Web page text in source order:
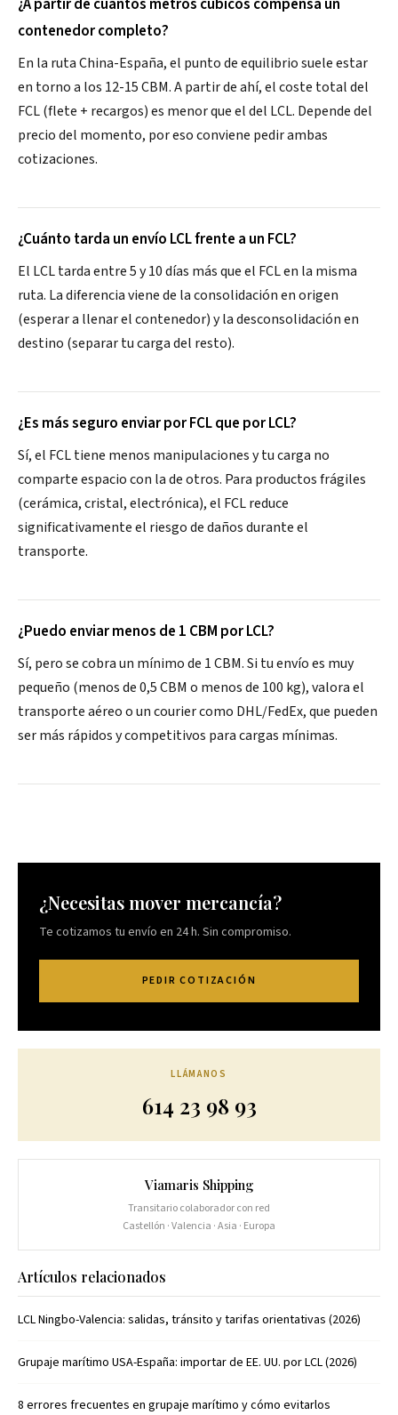
¿A partir de cuántos metros cúbicos compensa un
contenedor completo?
En la ruta China-España, el punto de equilibrio suele estar
en torno a los 12-15 CBM. A partir de ahí, el coste total del
FCL (flete + recargos) es menor que el del LCL. Depende del
precio del momento, por eso conviene pedir ambas
cotizaciones.
¿Cuánto tarda un envío LCL frente a un FCL?
El LCL tarda entre 5 y 10 días más que el FCL en la misma
ruta. La diferencia viene de la consolidación en origen
(esperar a llenar el contenedor) y la desconsolidación en
destino (separar tu carga del resto).
¿Es más seguro enviar por FCL que por LCL?
Sí, el FCL tiene menos manipulaciones y tu carga no
comparte espacio con la de otros. Para productos frágiles
(cerámica, cristal, electrónica), el FCL reduce
significativamente el riesgo de daños durante el
transporte.
¿Puedo enviar menos de 1 CBM por LCL?
Sí, pero se cobra un mínimo de 1 CBM. Si tu envío es muy
pequeño (menos de 0,5 CBM o menos de 100 kg), valora el
transporte aéreo o un courier como DHL/FedEx, que pueden
ser más rápidos y competitivos para cargas mínimas.
¿Necesitas mover mercancía?
Te cotizamos tu envío en 24 h. Sin compromiso.
PEDIR COTIZACIÓN
LLÁMANOS
614 23 98 93
Viamaris Shipping
Transitario colaborador con red
Castellón · Valencia · Asia · Europa
Artículos relacionados
LCL Ningbo-Valencia: salidas, tránsito y tarifas orientativas (2026)
Grupaje marítimo USA-España: importar de EE. UU. por LCL (2026)
8 errores frecuentes en grupaje marítimo y cómo evitarlos